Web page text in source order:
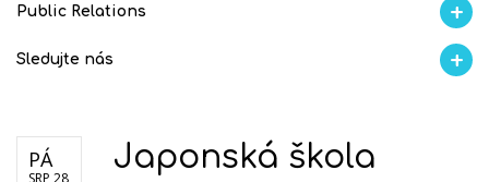
Aktuality Proběhlo na GMVV AI Ambasador
Public Relations
Školní magazín REFRESH Soutěže
Sledujte nás
PÁ
SRP 28
Japonská škola